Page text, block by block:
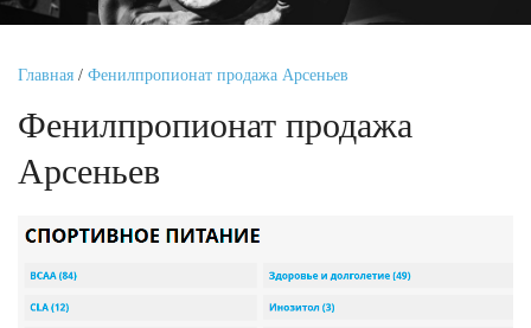
Главная / Фенилпропионат продажа Арсеньев
Фенилпропионат продажа
Арсеньев